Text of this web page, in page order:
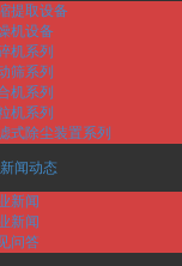
提取设备
机设备
机系列
筛系列
机系列
机系列
式除尘装置系列
新闻动态
新闻
新闻
问答